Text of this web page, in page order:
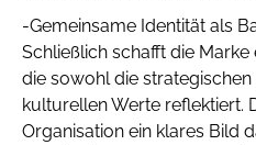
-Gemeinsame Identität als
Schließlich schafft die
die sowohl die
kulturellen Werte reflektiert.
Organisation ein klares Bild